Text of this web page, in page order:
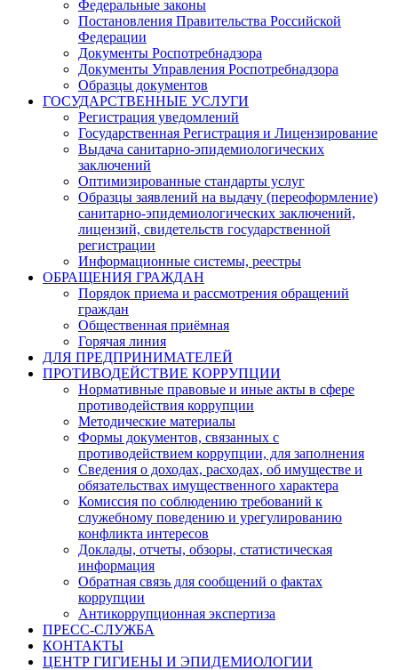
Федеральные законы
Постановления Правительства Российской
Федерации
Документы Роспотребнадзора
Документы Управления Роспотребнадзора
Образцы документов
ГОСУДАРСТВЕННЫЕ УСЛУГИ
Регистрация уведомлений
Государственная Регистрация и Лицензирование
Выдача санитарно-эпидемиологических
заключений
Оптимизированные стандарты услуг
Образцы заявлений на выдачу (переоформление)
санитарно-эпидемиологических заключений,
лицензий, свидетельств государственной
регистрации
Информационные системы, реестры
ОБРАЩЕНИЯ ГРАЖДАН
Порядок приема и рассмотрения обращений
граждан
Общественная приёмная
Горячая линия
ДЛЯ ПРЕДПРИНИМАТЕЛЕЙ
ПРОТИВОДЕЙСТВИЕ КОРРУПЦИИ
Нормативные правовые и иные акты в сфере
противодействия коррупции
Методические материалы
Формы документов, связанных с
противодействием коррупции, для заполнения
Сведения о доходах, расходах, об имуществе и
обязательствах имущественного характера
Комиссия по соблюдению требований к
служебному поведению и урегулированию
конфликта интересов
Доклады, отчеты, обзоры, статистическая
информация
Обратная связь для сообщений о фактах
коррупции
Антикоррупционная экспертиза
ПРЕСС-СЛУЖБА
КОНТАКТЫ
ЦЕНТР ГИГИЕНЫ И ЭПИДЕМИОЛОГИИ